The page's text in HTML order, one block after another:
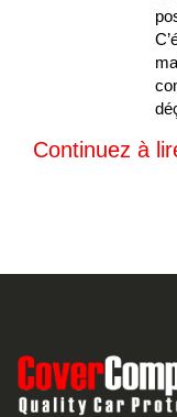
Continuez à